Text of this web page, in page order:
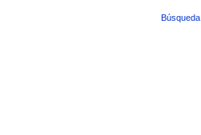
Búsqueda